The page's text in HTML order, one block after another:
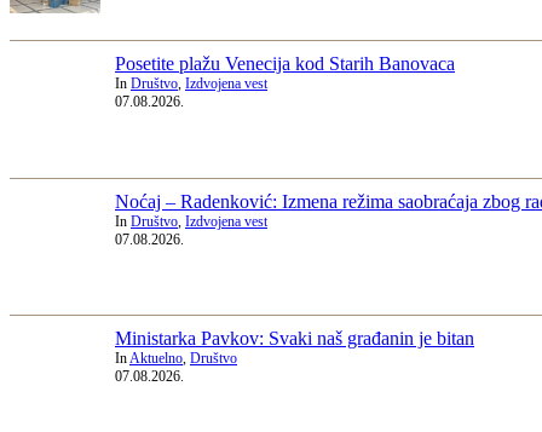
Posetite plažu Venecija kod Starih Banovaca
In Društvo, Izdvojena vest
07.08.2026.
Noćaj – Radenković: Izmena režima saobraćaja zbog
In Društvo Izdvojena vest
07.08.2026.
Ministarka Pavkov: Svaki naš građanin je bitan
InAktuelno, Društvo
07.08.2026.